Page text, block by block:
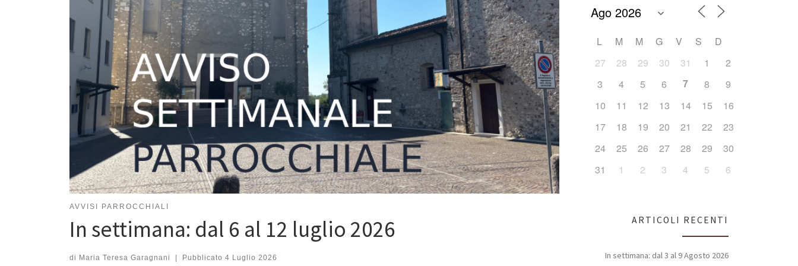
AVVISI PARROCCHIALI
In settimana: dal 6 al 12 luglio 2026
di Maria Teresa Garagnani | Pubblicato 4 Luglio 2026
L M M G V S
D
27
28 29 30 31 1
2
3
4 5 6 7 8
9
10
11 12 13 14 15
16
17
18 19 20 21 22
23
24
25 26 27 28 29
30
31
1 2 3 4 5 6
ARTICOLI RECENTI
In settimana: dal 3 al 9 Agosto 2026